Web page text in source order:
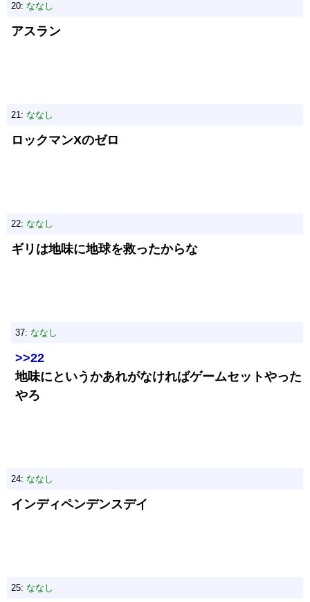
20: ななし
アスラン
21: ななし
ロックマンXのゼロ
22: ななし
ギリは地味に地球を救ったからな
37: ななし
>>22
地味にというかあれがなければゲームセットやった
やろ
24: ななし
インディペンデンスデイ
25: ななし